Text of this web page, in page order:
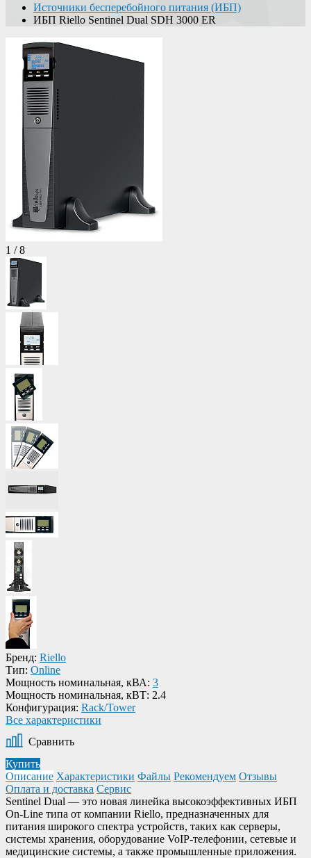
Источники бесперебойного питания (ИБП)
ИБП Riello Sentinel Dual SDH 3000 ER
1 /8
Бренд: Riello
Тип: Online
Мощность номинальная, кВА: 3
Мощность номинальная, кВТ: 2.4
Конфигурация: Rack/Tower
Все характеристики
Сравнить
Купить
Описание Характеристики Файлы Рекомендуем Отзывы
Оплата и доставка Сервис
Sentinel Dual — это новая линейка высокоэффективных ИБП
On-Line типа от компании Riello, предназначенных для
питания широкого спектра устройств, таких как серверы,
системы хранения, оборудование VoIP-телефонии, сетевые и
медицинские системы, а также промышленные приложения.